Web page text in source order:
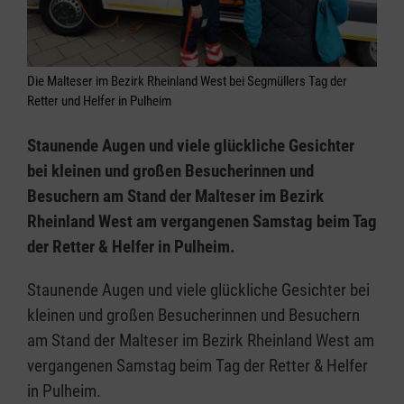
Die Malteser im Bezirk Rheinland West bei Segmüllers Tag der
Retter und Helfer in Pulheim
Staunende Augen und viele glückliche Gesichter
bei kleinen und großen Besucherinnen und
Besuchern am Stand der Malteser im Bezirk
Rheinland West am vergangenen Samstag beim Tag
der Retter & Helfer in Pulheim.
Staunende Augen und viele glückliche Gesichter bei
kleinen und großen Besucherinnen und Besuchern
am Stand der Malteser im Bezirk Rheinland West am
vergangenen Samstag beim Tag der Retter & Helfer
in Pulheim.